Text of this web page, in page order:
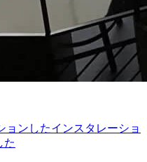
ョンしたインスタレーショ
た